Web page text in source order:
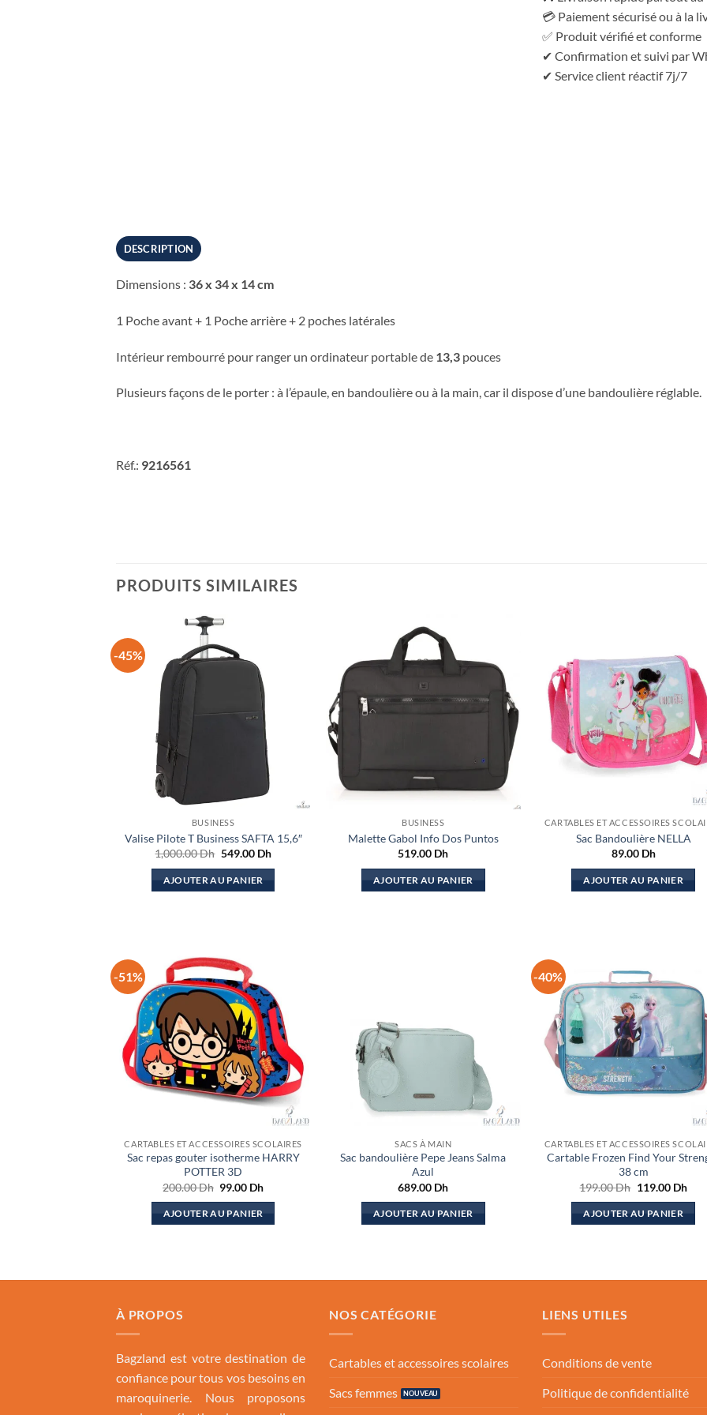
💳 Paiement sécurisé ou à la
✅ Produit vérifié et conforme
✔ Confirmation et suivi par
✔ Service client réactif 7j/7
DESCRIPTION
Dimensions : 36 x 34 x 14 cm
1 Poche avant + 1 Poche arrière + 2 poches latérales
Intérieur rembourré pour ranger un ordinateur portable de 13,3 pouces
Plusieurs façons de le porter : à l’épaule, en bandoulière ou à la main, car il dispose d’une bandoulière réglable.
Réf.: 9216561
PRODUITS SIMILAIRES
-45%
BUSINESS
Valise Pilote T Business SAFTA 15,6″
1,000.00Dh Le
initial
était :
549.00 DhLe
AJOUTER AU PANIER
BUSINESS
Malette Gabol Info Dos Puntos
519.00 Dh
AJOUTER AU PANIER
CARTABLES ET ACCESSOIRES
Sac Bandoulière NELLA
89.00 Dh
AJOUTER AU PANIER
-51%
CARTABLES ET ACCESSOIRES SCOLAIRES
Sac repas gouter isotherme HARRY
POTTER 3D
200.00Dh Le
initial
était :
99.00 DhLe
AJOUTER AU PANIER
SACS À MAIN
Sac bandoulière Pepe Jeans Salma
Azul
689.00 Dh
AJOUTER AU PANIER
-40%
CARTABLES ET ACCESSOIRES
Cartable Frozen Find Your
38 cm
199.00Dh Le
initial
était :
119.00 DhLe
AJOUTER AU PANIER
À PROPOS
Bagzland est votre destination de
confiance pour tous vos besoins en
maroquinerie. Nous proposons
NOS CATÉGORIE
Cartables et accessoires scolaires
Sacs femmes
LIENS UTILES
Conditions de vente
Politique de confidentialité